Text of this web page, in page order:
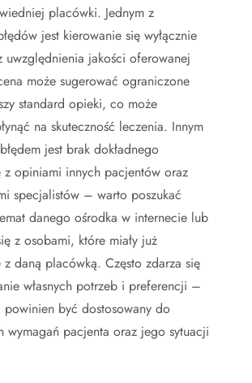
placówki. Jednym z
jest kierowanie się wyłącznie
uwzględnienia jakości oferowanej
może sugerować ograniczone
standard opieki, co może
na skuteczność leczenia. Innym
jest brak dokładnego
z opiniami innych pacjentów oraz
specjalistów – warto poszukać
danego ośrodka w internecie lub
z osobami, które miały już
daną placówką. Często zdarza się
własnych potrzeb i preferencji –
być dostosowany do
wymagań pacjenta oraz jego sytuacji